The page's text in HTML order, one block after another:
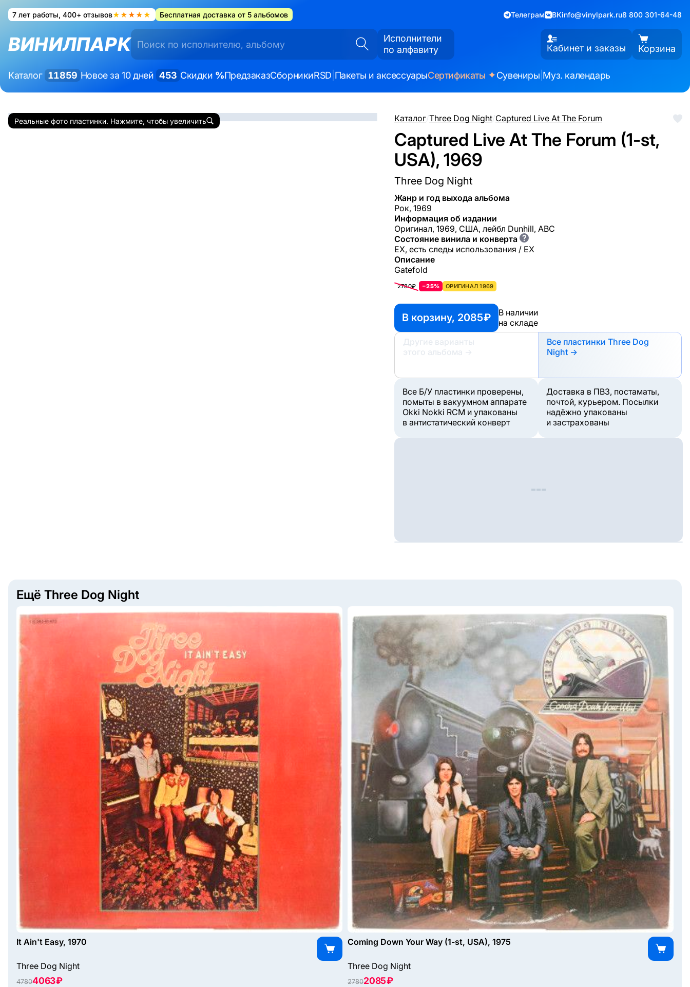
7 лет работы, 400+ отзывов★★★★★ Бесплатная доставка от 5 альбомов Телеграм ВКinfo@vinylpark.ru8 800 301-64-48
ВИНИЛПАРК
Исполнители
по алфавиту
Кабинет и заказы Корзина
Каталог 11859 Новое за 10 дней 453 Скидки %ПредзаказСборникиRSD Пакеты и аксессуарыСертификаты ✦Сувениры Муз. календарь
Каталог/Three Dog Night/Captured Live At The Forum
Captured Live At The Forum (1-st,
USA), 1969
Three Dog Night
Жанр и год выхода альбома
Рок, 1969
Информация об издании
Оригинал, 1969, США, лейбл Dunhill, ABC
Состояние винила и конверта ?
EX, есть следы использования / EX
Описание
Gatefold
2780₽ −25% ОРИГИНАЛ 1969
В корзину, 2085 ₽
В наличии
на складе
Другие варианты
этого альбома
→
Все пластинки Three Dog
Night →
Все Б/У пластинки проверены,
помыты в вакуумном аппарате
Okki Nokki RCM и упакованы
в антистатический конверт
Доставка в ПВЗ, постаматы,
почтой, курьером. Посылки
надёжно упакованы
и застрахованы
Реальные фото пластинки. Нажмите, чтобы увеличить
Ещё Three Dog Night
It Ain't Easy, 1970
Three Dog Night
47804063 ₽
Coming Down Your Way (1-st, USA), 1975
Three Dog Night
27802085 ₽